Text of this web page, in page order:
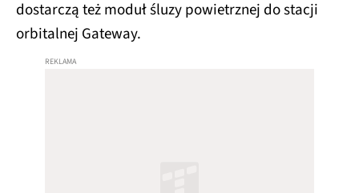
dostarczą też moduł śluzy powietrznej do stacji
orbitalnej Gateway.